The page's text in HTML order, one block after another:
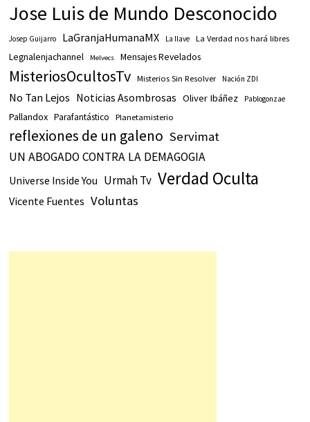
Jose Luis de Mundo Desconocido
Josep Guijarro LaGranjaHumanaMX La llave La Verdad nos hará libres
Legnalenjachannel Melvecs Mensajes Revelados
MisteriosOcultosTv Misterios Sin Resolver Nación ZDI
No Tan Lejos Noticias Asombrosas Oliver Ibáñez Pablogonzae
Pallandox Parafantástico Planetamisterio
reflexiones de un galeno Servimat
UN ABOGADO CONTRA LA DEMAGOGIA
Universe Inside You Urmah Tv Verdad Oculta
Vicente Fuentes Voluntas